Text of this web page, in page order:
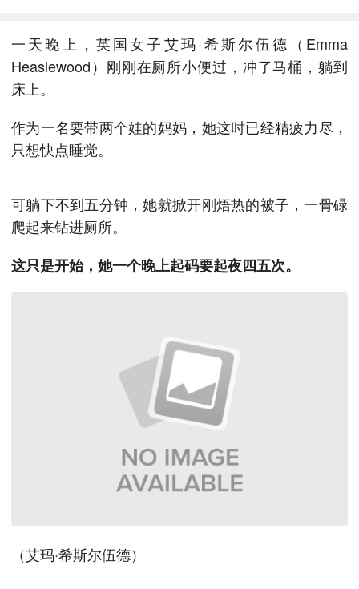
一天晚上，英国女子艾玛·希斯尔伍德（Emma
Heaslewood）刚刚在厕所小便过，冲了马桶，躺到
床上。
作为一名要带两个娃的妈妈，她这时已经精疲力尽，
只想快点睡觉。
可躺下不到五分钟，她就掀开刚焐热的被子，一骨碌
爬起来钻进厕所。
这只是开始，她一个晚上起码要起夜四五次。
（艾玛·希斯尔伍德）